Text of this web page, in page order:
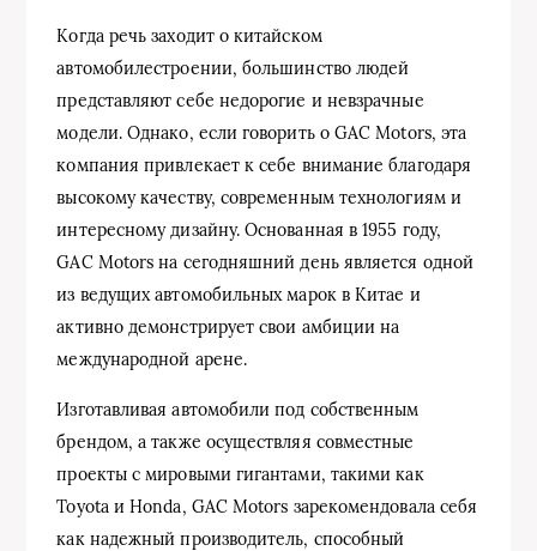
Когда речь заходит о китайском
автомобилестроении, большинство людей
представляют себе недорогие и невзрачные
модели. Однако, если говорить о GAC Motors, эта
компания привлекает к себе внимание благодаря
высокому качеству, современным технологиям и
интересному дизайну. Основанная в 1955 году,
GAC Motors на сегодняшний день является одной
из ведущих автомобильных марок в Китае и
активно демонстрирует свои амбиции на
международной арене.
Изготавливая автомобили под собственным
брендом, а также осуществляя совместные
проекты с мировыми гигантами, такими как
Toyota и Honda, GAC Motors зарекомендовала себя
как надежный производитель, способный